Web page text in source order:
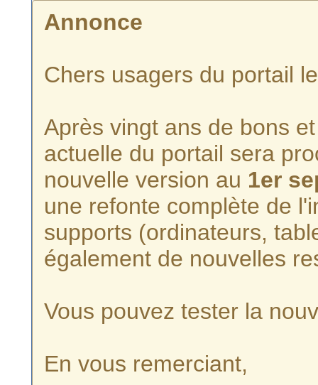
Annonce
Chers usagers du portail
Après vingt ans de bons
actuelle du portail sera
nouvelle version au 1er
une refonte complète de
supports (ordinateurs,
également de nouvelles
Vous pouvez tester la
En vous remerciant,